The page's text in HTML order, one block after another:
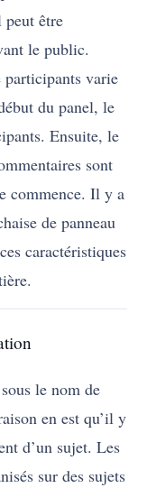
peut être
le public.
varie
du panel, le
Ensuite, le
sont
commence. Il y a
de panneau
caractéristiques
le nom de
en est qu’il y
d’un sujet. Les
sur des sujets